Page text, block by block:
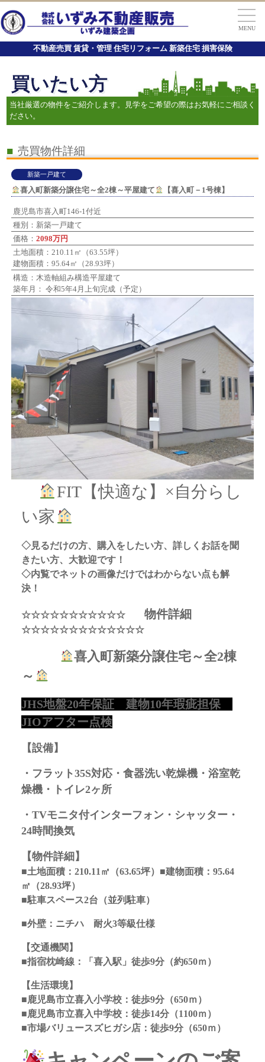
MENU
不動産売買 賃貸・管理 住宅リフォーム 新築住宅 損害保険
買いたい方
当社厳選の物件をご紹介します。見学をご希望の際はお気軽にご相談く
ださい。
■ 売買物件詳細
新築一戸建て
喜入町新築分譲住宅～全2棟～平屋建て 【喜入町－1号棟】
鹿児島市喜入町146-1付近
種別：新築一戸建て
価格：2098万円
土地面積：210.11㎡（63.55坪）
建物面積：95.64㎡（28.93坪）
構造：木造軸組み構造平屋建て
築年月： 令和5年4月上旬完成（予定）
FIT【快適な】×自分らし
い家
◇見るだけの方、購入をしたい方、詳しくお話を聞
きたい方、大歓迎です！
◇内覧でネットの画像だけではわからない点も解
決！
☆☆☆☆☆☆☆☆☆☆☆物件詳細
☆☆☆☆☆☆☆☆☆☆☆☆☆
喜入町新築分譲住宅～全2棟
～
JHS地盤20年保証 建物10年瑕疵担保
JIOアフター点検
【設備】
・フラット35S対応・食器洗い乾燥機・浴室乾
燥機・トイレ2ヶ所
・TVモニタ付インターフォン・シャッター・
24時間換気
【物件詳細】
■土地面積：210.11 ㎡ （63.65坪） ■建物面積：95.64
㎡（28.93坪）
■駐車スペース2台（並列駐車）
■外壁：ニチハ 耐火3等級仕様
【交通機関】
■指宿枕崎線：「喜入駅」徒歩9分（約650ｍ）
【生活環境】
■鹿児島市立喜入小学校：徒歩9分（650ｍ）
■鹿児島市立喜入中学校：徒歩14分（1100ｍ）
■市場バリュースズヒガシ店：徒歩9分（650ｍ）